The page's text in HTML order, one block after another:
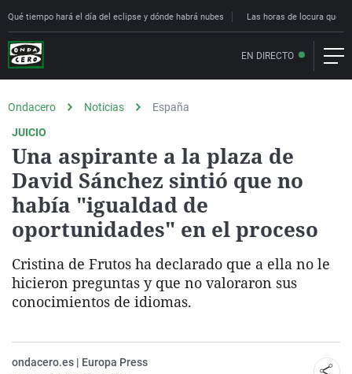
Qué tiempo hará el día del eclipse y dónde habrá nubes Las horas de locura que
EN DIRECTO
Ondacero Noticias
España
JUICIO
Una aspirante a la plaza de
David Sánchez sintió que no
había "igualdad de
oportunidades" en el proceso
Cristina de Frutos ha declarado que a ella no le
hicieron preguntas y que no valoraron sus
conocimientos de idiomas.
ondacero.es | Europa Press